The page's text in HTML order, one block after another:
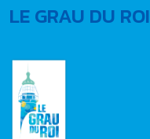
LE GRAU DU ROI